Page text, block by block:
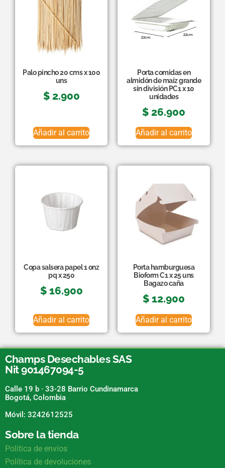
Palo pincho 20 cms x 100
uns
$2.900
Añadir al carrito
Porta comidas en
almidón de maíz grande
sin división PC1 x 10
unidades
$ 26.900
Añadir al carrito
Copa salsera papel 1 onz
pq x 250
$16.900
Añadir al carrito
Porta hamburguesa
Bioform C1 x 25 uns
Bagazo caña
$ 12.900
Añadir al carrito
Champs Desechables SAS
Nit 901467094-5
Calle 19 b · 33-28 Barrio Cundinamarca
Bogotá, Colombia
Móvil: 3242612525
Sobre la tienda
Política de envíos
Política de devoluciones